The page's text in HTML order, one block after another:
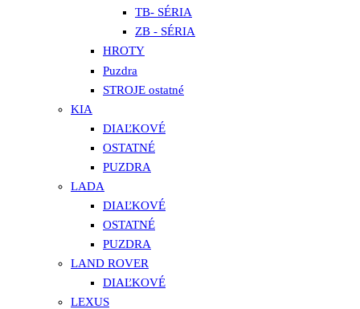
TB- SÉRIA
ZB - SÉRIA
HROTY
Puzdra
STROJE ostatné
KIA
DIAĽKOVÉ
OSTATNÉ
PUZDRA
LADA
DIAĽKOVÉ
OSTATNÉ
PUZDRA
LAND ROVER
DIAĽKOVÉ
LEXUS